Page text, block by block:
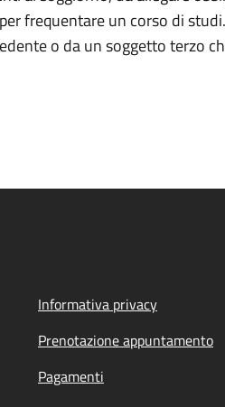
frequentare un corso di
o da un soggetto terzo
Informativa privacy
Prenotazione appuntamento
Pagamenti